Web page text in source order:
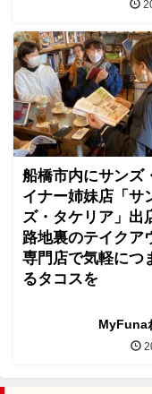
船橋市内にサンズ
イナー姉妹店「サ
ズ・タケリア」
路地裏のテイクア
専門店で気軽につ
るタコスを
MyFuna